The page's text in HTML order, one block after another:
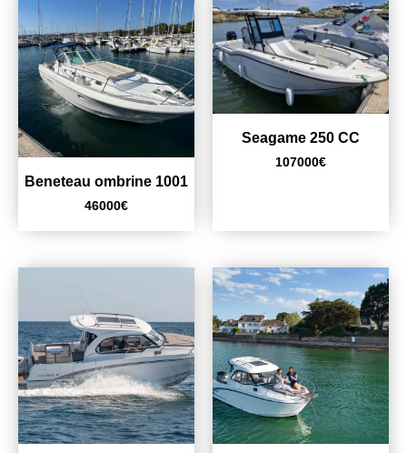
Beneteau ombrine 1001
46000€
Seagame 250 CC
107000€